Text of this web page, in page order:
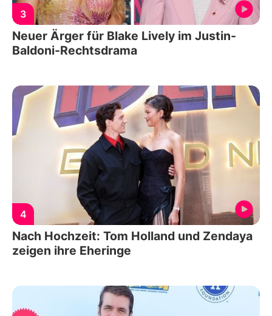
3
Neuer Ärger für Blake Lively im Justin-
Baldoni-Rechtsdrama
4
Nach Hochzeit: Tom Holland und Zendaya
zeigen ihre Eheringe